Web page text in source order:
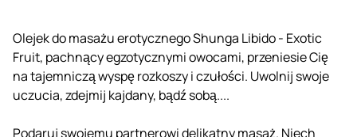
Olejek do masażu erotycznego Shunga Libido - Exotic
Fruit, pachnący egzotycznymi owocami, przeniesie Cię
na tajemniczą wyspę rozkoszy i czułości. Uwolnij swoje
uczucia, zdejmij kajdany, bądź sobą....
Podaruj swojemu partnerowi delikatny masaż. Niech